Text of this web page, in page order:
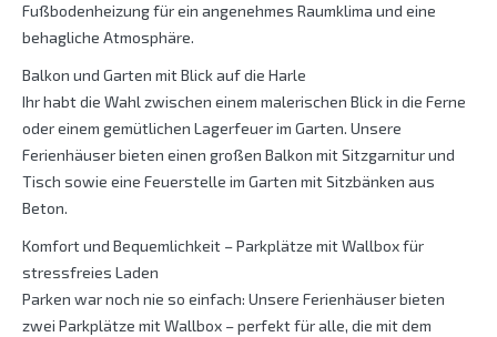
Fußbodenheizung für ein angenehmes Raumklima und eine
behagliche Atmosphäre.
Balkon und Garten mit Blick auf die Harle
Ihr habt die Wahl zwischen einem malerischen Blick in die Ferne
oder einem gemütlichen Lagerfeuer im Garten. Unsere
Ferienhäuser bieten einen großen Balkon mit Sitzgarnitur und
Tisch sowie eine Feuerstelle im Garten mit Sitzbänken aus
Beton.
Komfort und Bequemlichkeit – Parkplätze mit Wallbox für
stressfreies Laden
Parken war noch nie so einfach: Unsere Ferienhäuser bieten
zwei Parkplätze mit Wallbox – perfekt für alle, die mit dem